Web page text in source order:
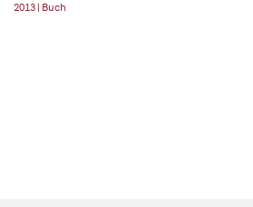
2013 | Buch